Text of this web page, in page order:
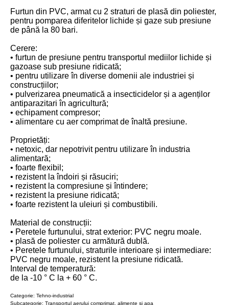
Furtun din PVC, armat cu 2 straturi de plasă din poliester,
pentru pomparea diferitelor lichide și gaze sub presiune
de până la 80 bari.
Cerere:
• furtun de presiune pentru transportul mediilor lichide și
gazoase sub presiune ridicată;
• pentru utilizare în diverse domenii ale industriei și
construcțiilor;
• pulverizarea pneumatică a insecticidelor și a agenților
antiparazitari în agricultură;
• echipament compresor;
• alimentare cu aer comprimat de înaltă presiune.
Proprietăți:
• netoxic, dar nepotrivit pentru utilizare în industria
alimentară;
• foarte flexibil;
• rezistent la îndoiri și răsuciri;
• rezistent la compresiune și întindere;
• rezistent la presiune ridicată;
• foarte rezistent la uleiuri și combustibili.
Material de construcții:
• Peretele furtunului, strat exterior: PVC negru moale.
• plasă de poliester cu armătură dublă.
• Peretele furtunului, straturile interioare și intermediare:
PVC negru moale, rezistent la presiune ridicată.
Interval de temperatură:
de la -10 ° C la + 60 ° C.
Categorie: Tehno-industrial
Subcategorie: Transportul aerului comprimat, alimente si apa